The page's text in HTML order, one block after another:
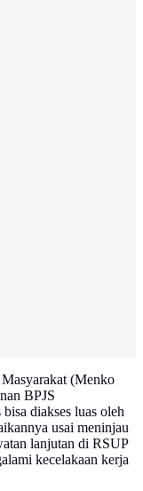
(Menko
BPJS
diakses luas oleh
usai meninjau
lanjutan di RSUP
kecelakaan kerja